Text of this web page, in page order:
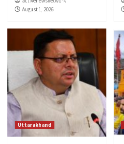
August 1, 2026
Uttarakhand